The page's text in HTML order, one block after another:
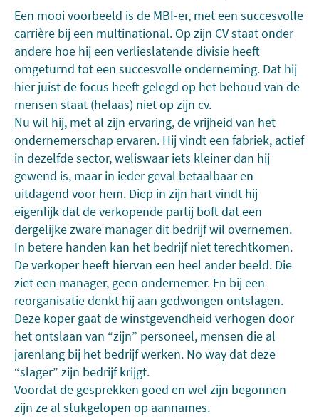
Een mooi voorbeeld is de MBI-er, met een succesvolle
carrière bij een multinational. Op zijn CV staat onder
andere hoe hij een verlieslatende divisie heeft
omgeturnd tot een succesvolle onderneming. Dat hij
hier juist de focus heeft gelegd op het behoud van de
mensen staat (helaas) niet op zijn cv.
Nu wil hij, met al zijn ervaring, de vrijheid van het
ondernemerschap ervaren. Hij vindt een fabriek, actief
in dezelfde sector, weliswaar iets kleiner dan hij
gewend is, maar in ieder geval betaalbaar en
uitdagend voor hem. Diep in zijn hart vindt hij
eigenlijk dat de verkopende partij boft dat een
dergelijke zware manager dit bedrijf wil overnemen.
In betere handen kan het bedrijf niet terechtkomen.
De verkoper heeft hiervan een heel ander beeld. Die
ziet een manager, geen ondernemer. En bij een
reorganisatie denkt hij aan gedwongen ontslagen.
Deze koper gaat de winstgevendheid verhogen door
het ontslaan van “zijn” personeel, mensen die al
jarenlang bij het bedrijf werken. No way dat deze
“slager” zijn bedrijf krijgt.
Voordat de gesprekken goed en wel zijn begonnen
zijn ze al stukgelopen op aannames.